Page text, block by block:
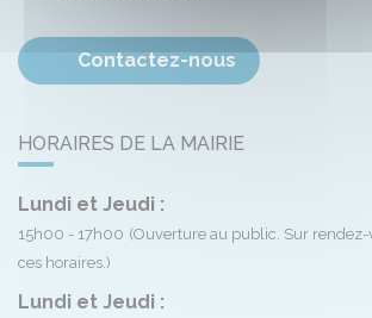
Contactez-nous
HORAIRES DE LA MAIRIE
Lundi et Jeudi :
15h00 - 17h00 (Ouverture au public. Sur rendez-
ces horaires.)
Lundi et Jeudi :